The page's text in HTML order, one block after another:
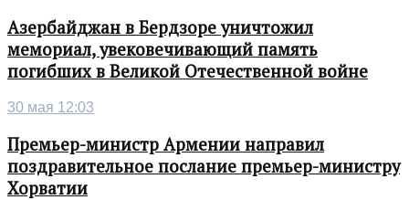
Азербайджан в Бердзоре уничтожил
мемориал, увековечивающий память
погибших в Великой Отечественной войне
30 мая 12:03
Премьер-министр Армении направил
поздравительное послание премьер-министру
Хорватии